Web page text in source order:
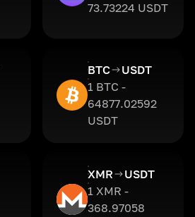
73.73224 USDT
BTC
USDT
1 BTC -
64877.02592
USDT
XMR
USDT
1 XMR -
368.97058